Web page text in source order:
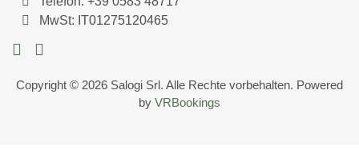
MwSt: IT01275120465
Copyright © 2026 Salogi Srl. Alle Rechte vorbehalten. Powered
by VRBookings